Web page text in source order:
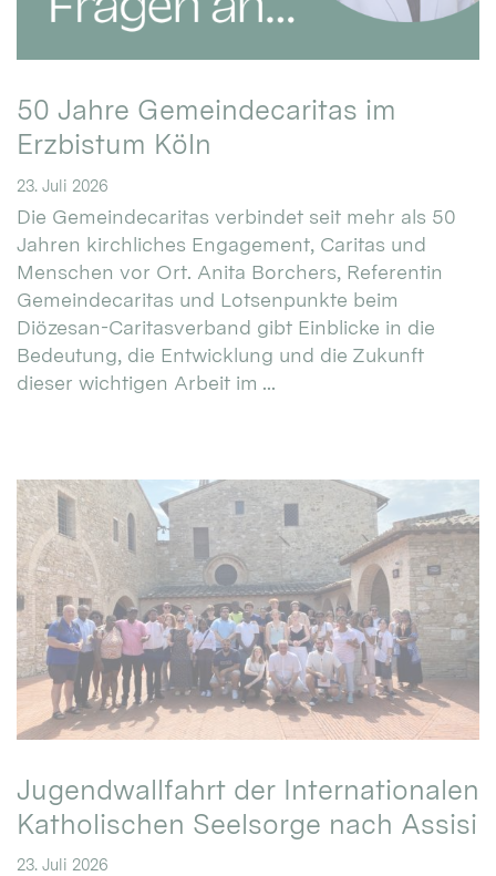
50 Jahre Gemeindecaritas im
Erzbistum Köln
23. Juli 2026
Die Gemeindecaritas verbindet seit mehr als 50
Jahren kirchliches Engagement, Caritas und
Menschen vor Ort. Anita Borchers, Referentin
Gemeindecaritas und Lotsenpunkte beim
Diözesan-Caritasverband gibt Einblicke in die
Bedeutung, die Entwicklung und die Zukunft
dieser wichtigen Arbeit im ...
Jugendwallfahrt der Internationalen
Katholischen Seelsorge nach Assisi
23. Juli 2026